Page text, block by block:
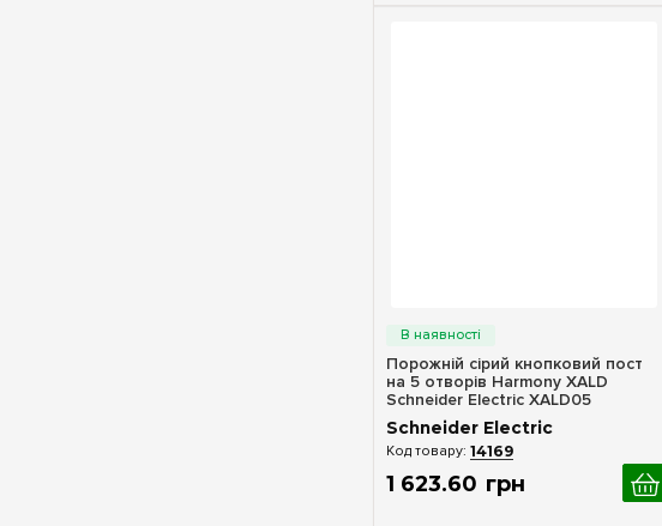
Порожній сірий кнопковий пост
на 5 отворів Harmony XALD
Schneider Electric XALD05
Schneider Electric
14169
1 623.60 грн